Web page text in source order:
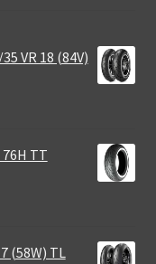
VR 18 (84V)
76H TT
(58W) TL